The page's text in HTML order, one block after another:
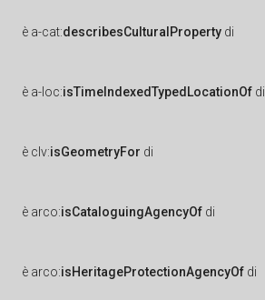
è a-cat:describesCulturalProperty di
è a-loc:isTimeIndexedTypedLocationOf di
è clv:isGeometryFor di
è arco:isCataloguingAgencyOf di
è arco:isHeritageProtectionAgencyOf di